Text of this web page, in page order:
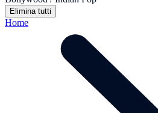
Elimina tutti
Home